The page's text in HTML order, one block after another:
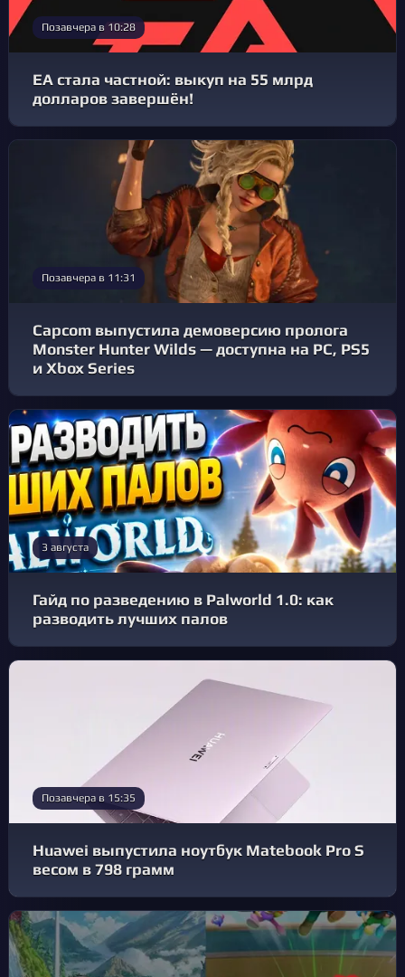
Позавчера в 10:28
EA стала частной: выкуп на 55 млрд
долларов завершён!
Позавчера в 11:31
Capcom выпустила демоверсию пролога
Monster Hunter Wilds — доступна на PC, PS5
и Xbox Series
3 августа
Гайд по разведению в Palworld 1.0: как
разводить лучших палов
Позавчера в 15:35
Huawei выпустила ноутбук Matebook Pro S
весом в 798 грамм